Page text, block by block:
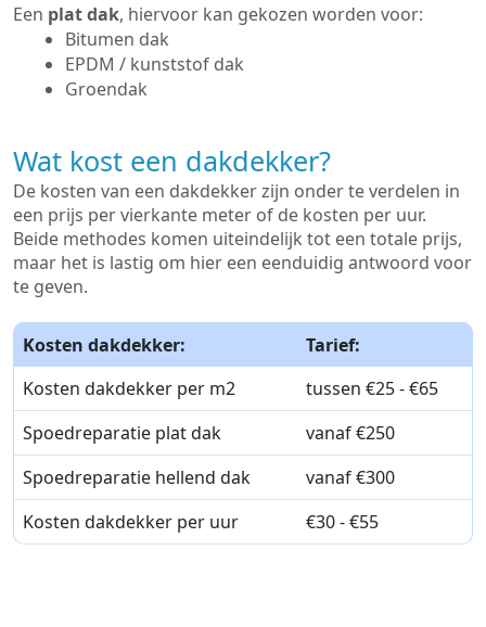
Een plat dak, hiervoor kan gekozen worden voor:
Bitumen dak
EPDM / kunststof dak
Groendak
Wat kost een dakdekker?
De kosten van een dakdekker zijn onder te verdelen in
een prijs per vierkante meter of de kosten per uur.
Beide methodes komen uiteindelijk tot een totale prijs,
maar het is lastig om hier een eenduidig antwoord voor
te geven.
Kosten dakdekker:
Tarief:
Kosten dakdekker per m2
tussen €25 - €65
Spoedreparatie plat dak
vanaf €250
Spoedreparatie hellend dak
vanaf €300
Kosten dakdekker per uur
€30 - €55